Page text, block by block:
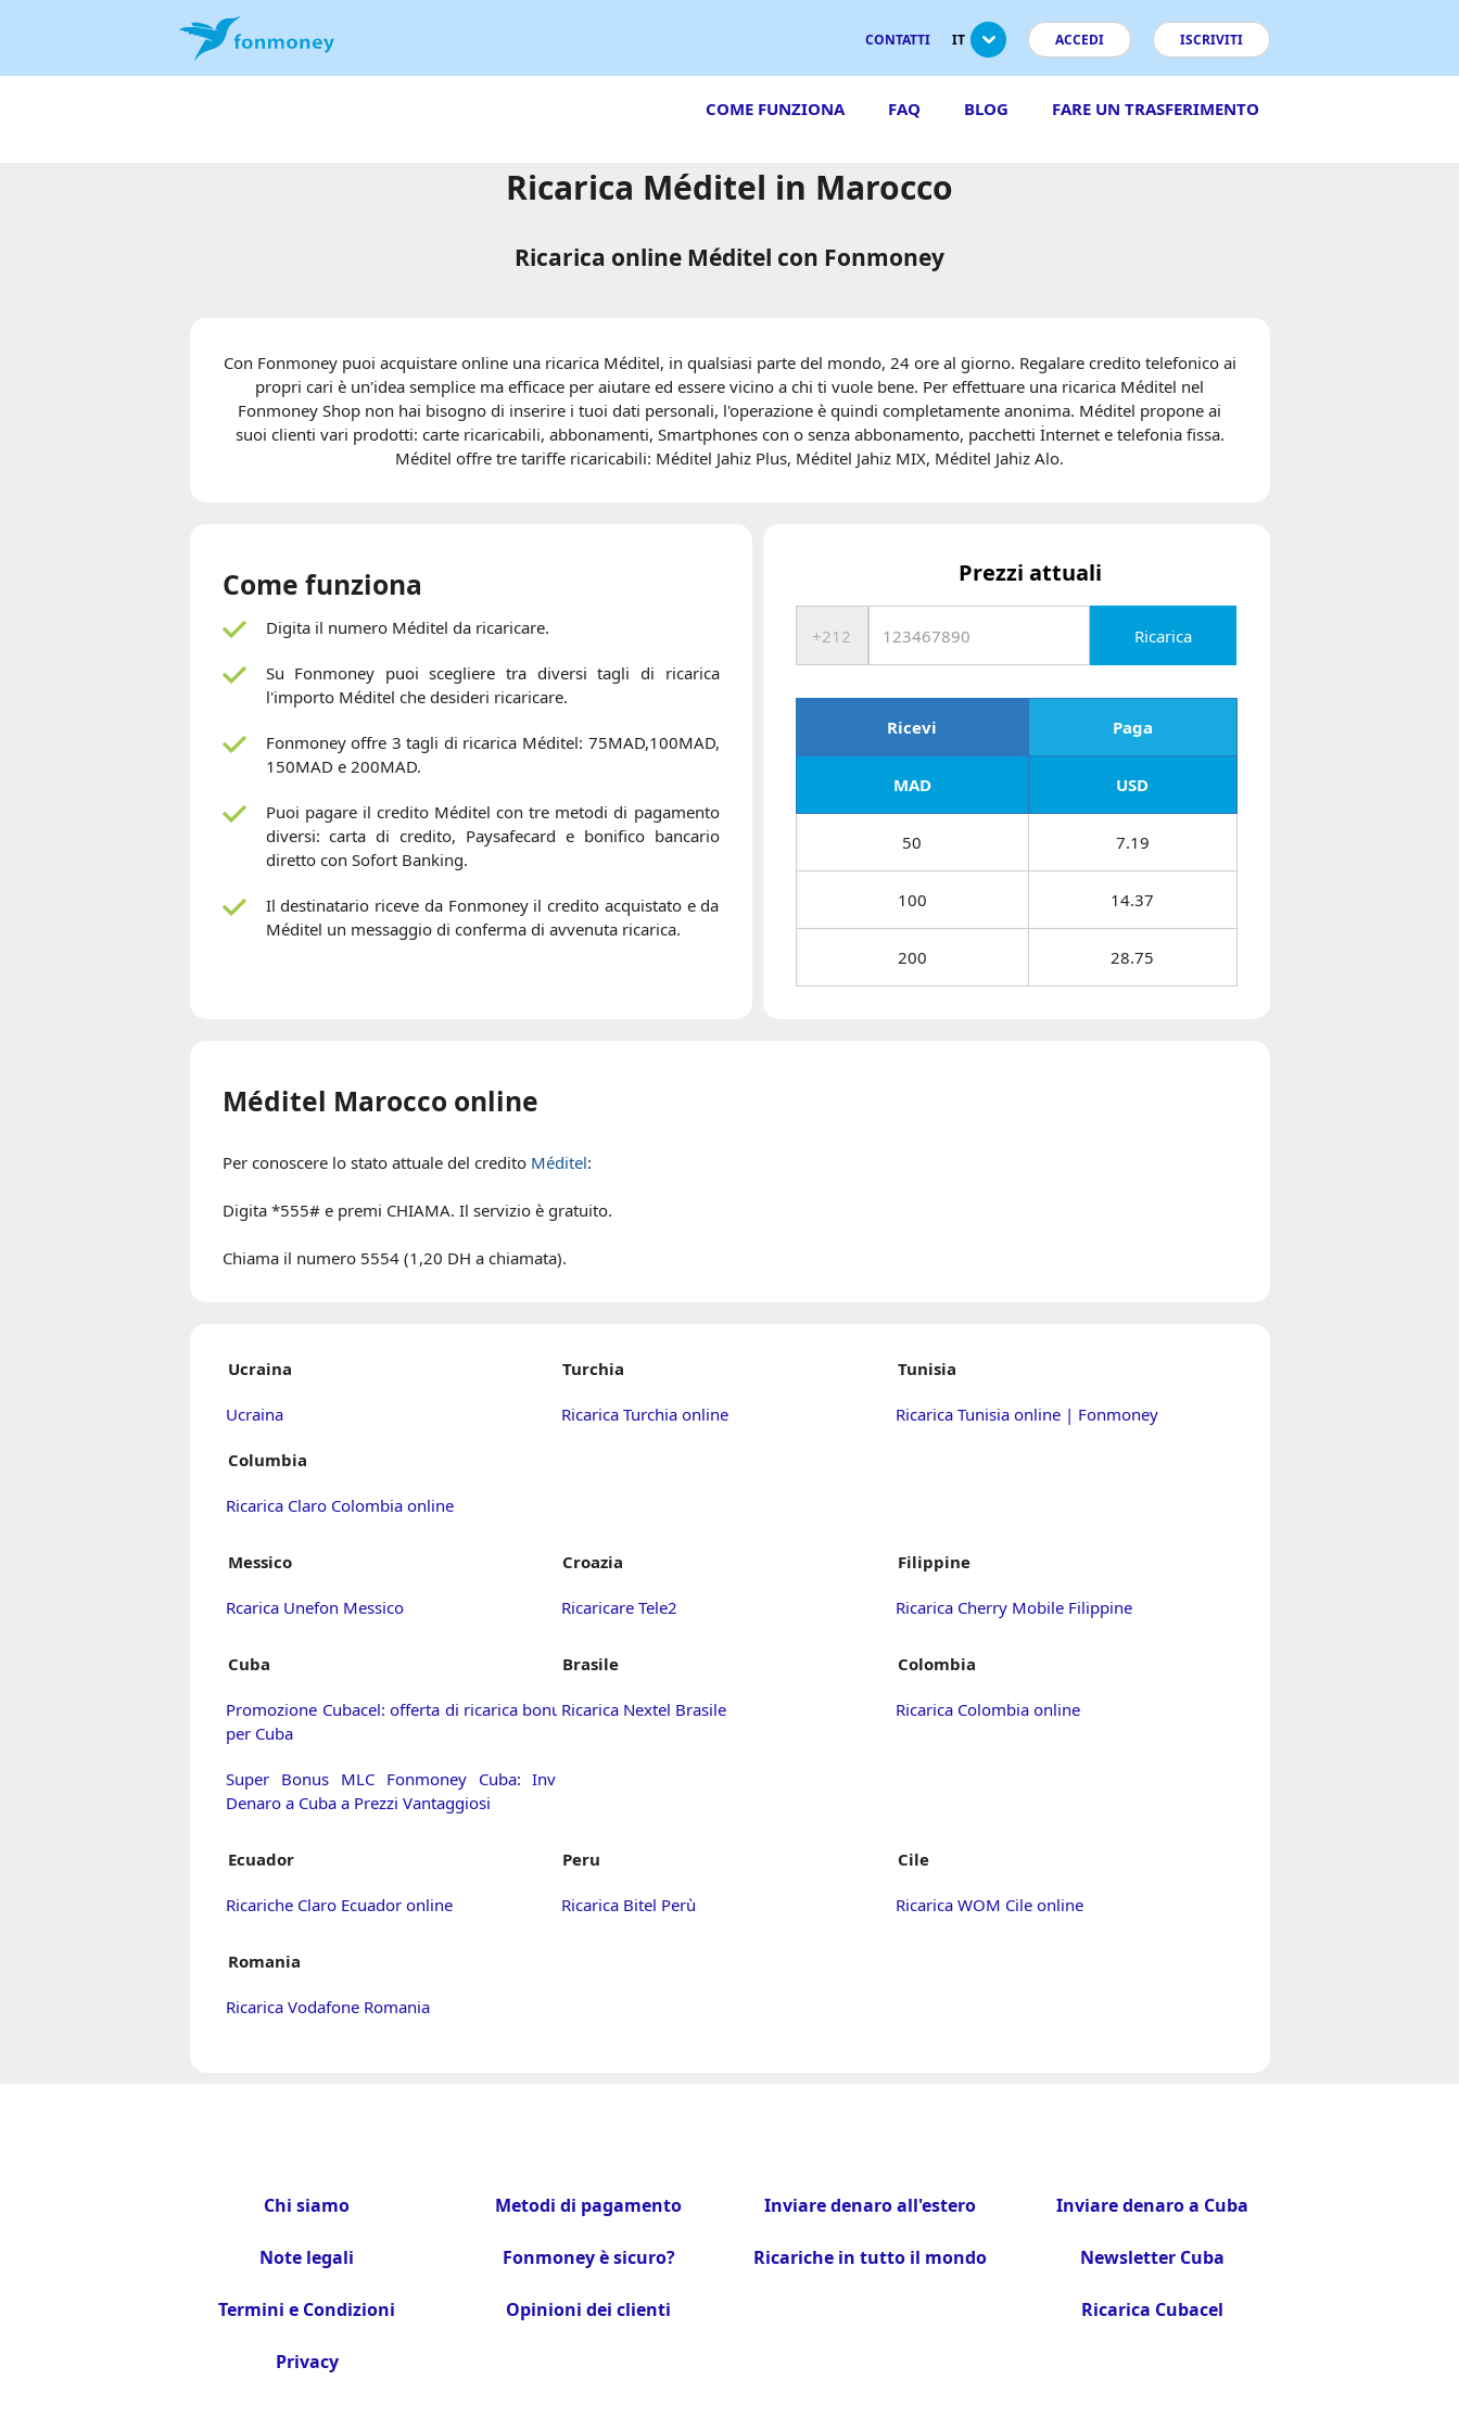
CONTATTI IT ACCEDI ISCRIVITI
COME FUNZIONA FAQ BLOG FARE UN TRASFERIMENTO
Ricarica Méditel in Marocco
Ricarica online Méditel con Fonmoney
Con Fonmoney puoi acquistare online una ricarica Méditel, in qualsiasi parte del mondo, 24 ore al giorno. Regalare credito telefonico ai
propri cari è un'idea semplice ma efficace per aiutare ed essere vicino a chi ti vuole bene. Per effettuare una ricarica Méditel nel
Fonmoney Shop non hai bisogno di inserire i tuoi dati personali, l'operazione è quindi completamente anonima. Méditel propone ai
suoi clienti vari prodotti: carte ricaricabili, abbonamenti, Smartphones con o senza abbonamento, pacchetti İnternet e telefonia fissa.
Méditel offre tre tariffe ricaricabili: Méditel Jahiz Plus, Méditel Jahiz MIX, Méditel Jahiz Alo.
Come funziona
Digita il numero Méditel da ricaricare.
Su Fonmoney puoi scegliere tra diversi tagli di ricarica
l'importo Méditel che desideri ricaricare.
Fonmoney offre 3 tagli di ricarica Méditel: 75MAD,100MAD,
150MAD e 200MAD.
Puoi pagare il credito Méditel con tre metodi di pagamento
diversi: carta di credito, Paysafecard e bonifico bancario
diretto con Sofort Banking.
Il destinatario riceve da Fonmoney il credito acquistato e da
Méditel un messaggio di conferma di avvenuta ricarica.
Prezzi attuali
Ricarica
Ricevi Paga
MAD USD
50 7.19
100 14.37
200 28.75
Méditel Marocco online
Per conoscere lo stato attuale del credito Méditel:
Digita *555# e premi CHIAMA. Il servizio è gratuito.
Chiama il numero 5554 (1,20 DH a chiamata).
Ucraina
Ucraina
Turchia
Ricarica Turchia online
Tunisia
Ricarica Tunisia online | Fonmoney
Columbia
Ricarica Claro Colombia online
Messico
Rcarica Unefon Messico
Croazia
Ricaricare Tele2
Filippine
Ricarica Cherry Mobile Filippine
Cuba
Promozione Cubacel: offerta di ricarica bonus
per Cuba
Super Bonus MLC Fonmoney Cuba: Invia
Denaro a Cuba a Prezzi Vantaggiosi
Brasile
Ricarica Nextel Brasile
Colombia
Ricarica Colombia online
Ecuador
Ricariche Claro Ecuador online
Peru
Ricarica Bitel Perù
Cile
Ricarica WOM Cile online
Romania
Ricarica Vodafone Romania
Chi siamo
Note legali
Termini e Condizioni
Privacy
Metodi di pagamento
Fonmoney è sicuro?
Opinioni dei clienti
Inviare denaro all'estero
Ricariche in tutto il mondo
Inviare denaro a Cuba
Newsletter Cuba
Ricarica Cubacel